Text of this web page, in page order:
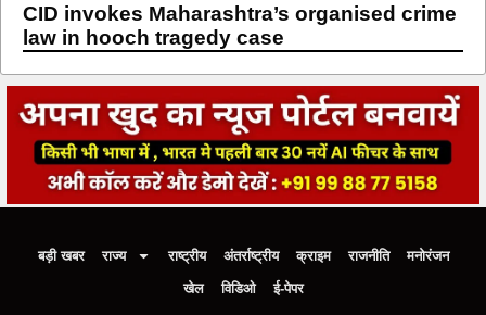
CID invokes Maharashtra’s organised crime
law in hooch tragedy case
बड़ी खबर राज्य राष्ट्रीय अंतर्राष्ट्रीय क्राइम राजनीति
मनोरंजन
खेल
विडिओ ई-पेपर